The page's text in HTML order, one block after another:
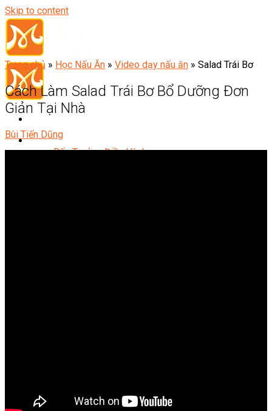
Skip to content
Đầu Bếp
Bếp Trưởng Điều Hành
Khởi Sự Kinh Doanh Ngành F&B
Khởi Sự Kinh Doanh Nhà Hàng
Trang chủ » Học Nấu Ăn » Video dạy nấu ăn » Salad Trái Bơ
Cách Làm Salad Trái Bơ Bổ Dưỡng Đơn
Giản Tại Nhà
Bùi Tiến Dũng